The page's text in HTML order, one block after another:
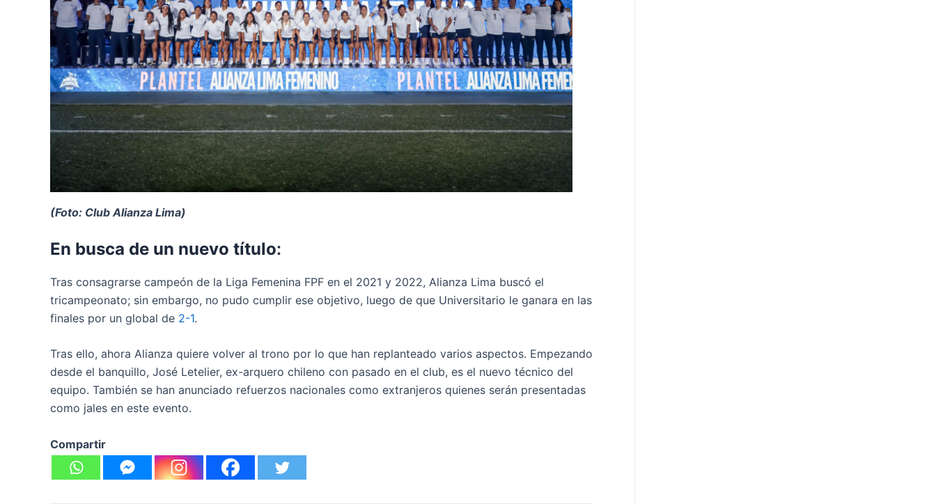
(Foto: Club Alianza Lima)
En busca de un nuevo título:
Tras consagrarse campeón de la Liga Femenina FPF en el 2021 y 2022, Alianza Lima buscó el
tricampeonato; sin embargo, no pudo cumplir ese objetivo, luego de que Universitario le ganara en las
finales por un global de 2-1.
Tras ello, ahora Alianza quiere volver al trono por lo que han replanteado varios aspectos. Empezando
desde el banquillo, José Letelier, ex-arquero chileno con pasado en el club, es el nuevo técnico del
equipo. También se han anunciado refuerzos nacionales como extranjeros quienes serán presentadas
como jales en este evento.
Compartir